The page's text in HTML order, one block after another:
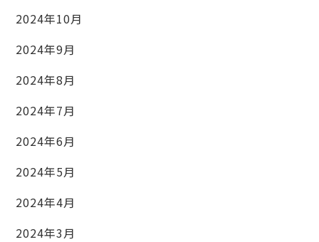
2024年10月
2024年9月
2024年8月
2024年7月
2024年6月
2024年5月
2024年4月
2024年3月